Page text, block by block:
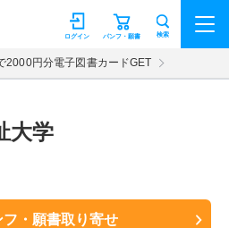
パンフ・願書
ログイン 検索
2000円分電子図書カードGET
大学
フ・願書取り寄せ